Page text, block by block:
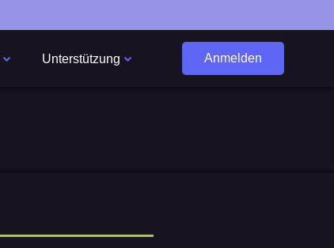
Unterstützung Anmelden